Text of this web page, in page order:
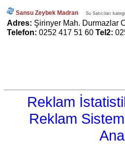
Sansu Zeybek Madran Su Satıcıları
Adres: Şirinyer Mah. Durmazlar
Telefon: 0252 417 51 60 Tel2:
Reklam
Reklam